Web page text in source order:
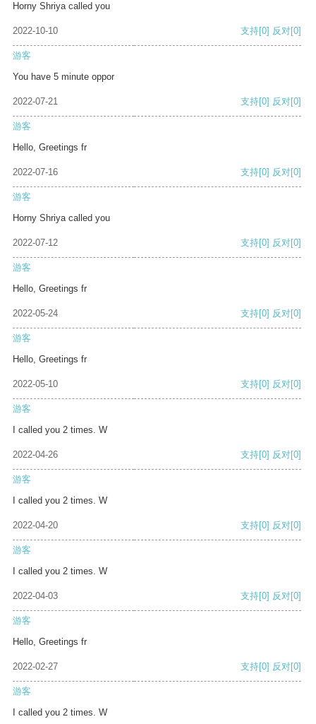
Horny Shriya called you
2022-10-10 支持[0] 反对[0]
游客
You have 5 minute oppor
2022-07-21 支持[0] 反对[0]
游客
Hello, Greetings fr
2022-07-16 支持[0] 反对[0]
游客
Horny Shriya called you
2022-07-12 支持[0] 反对[0]
游客
Hello, Greetings fr
2022-05-24 支持[0] 反对[0]
游客
Hello, Greetings fr
2022-05-10 支持[0] 反对[0]
游客
I called you 2 times. W
2022-04-26 支持[0] 反对[0]
游客
I called you 2 times. W
2022-04-20 支持[0] 反对[0]
游客
I called you 2 times. W
2022-04-03 支持[0] 反对[0]
游客
Hello, Greetings fr
2022-02-27 支持[0] 反对[0]
游客
I called you 2 times. W